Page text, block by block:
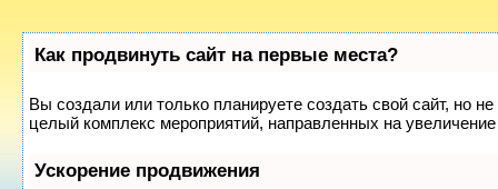
Как продвинуть сайт на первые места?
Вы создали или только планируете создать свой сайт, но
целый комплекс мероприятий, направленных на
Ускорение продвижения